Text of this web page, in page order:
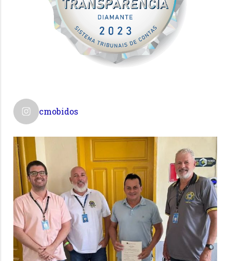
cmobidos